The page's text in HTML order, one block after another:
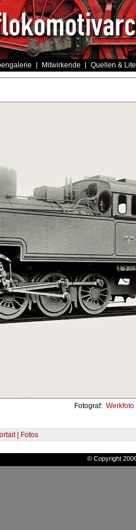
Mitwirkende Quellen &
Fotograf:
| Fotos
© Copyright